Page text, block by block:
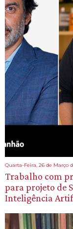
Quarta-Feira, 26 de Março
Trabalho com
para projeto de
Inteligência